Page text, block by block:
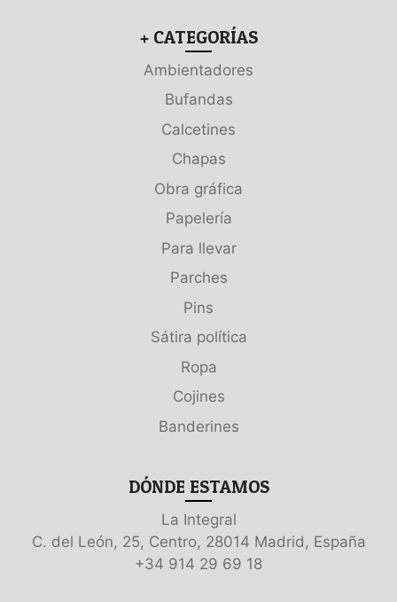
+ CATEGORÍAS
Ambientadores
Bufandas
Calcetines
Chapas
Obra gráfica
Papelería
Para llevar
Parches
Pins
Sátira política
Ropa
Cojines
Banderines
DÓNDE ESTAMOS
La Integral
C. del León, 25, Centro, 28014 Madrid, España
+34 914 29 69 18